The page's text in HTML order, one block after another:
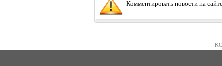
Комментировать новости на